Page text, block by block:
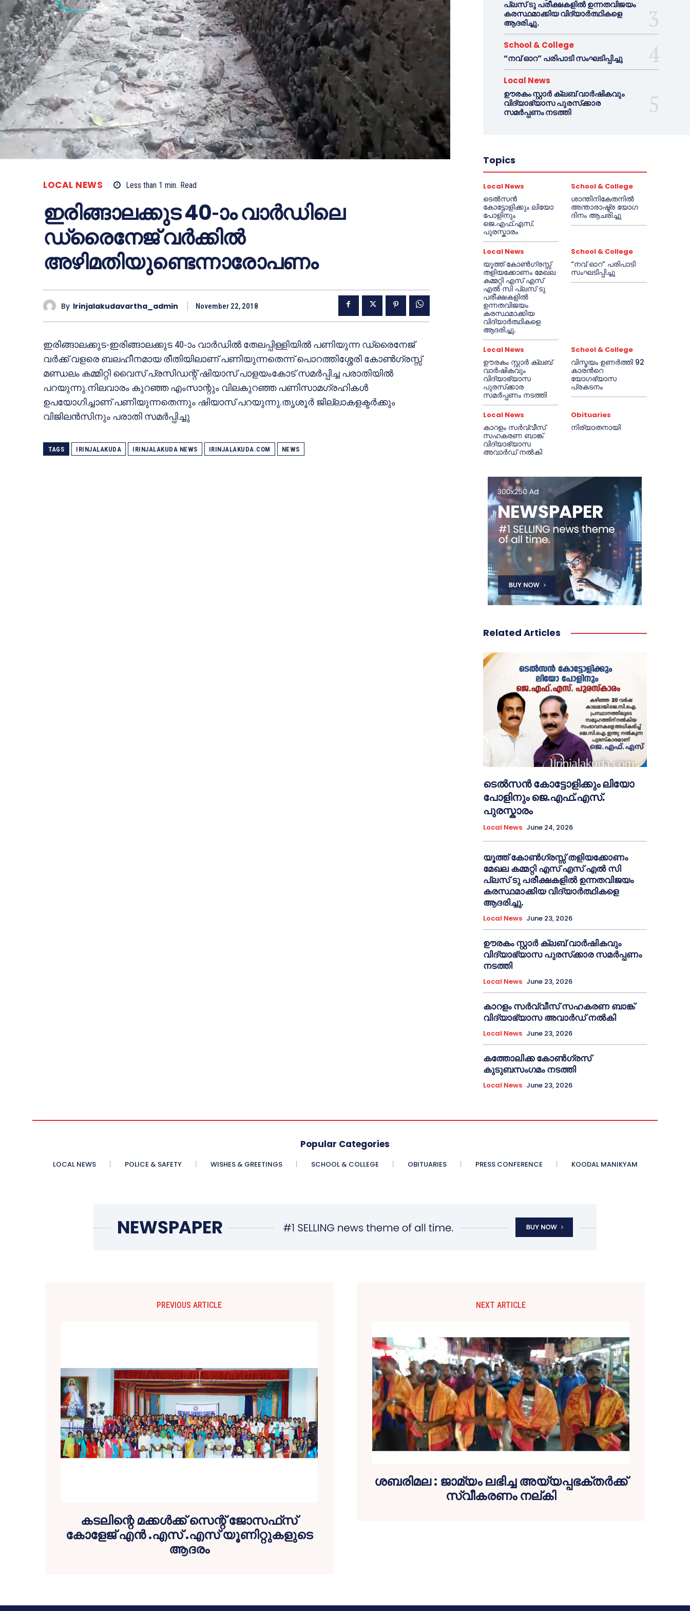
LOCAL NEWS Less than 1 min. Read
ഇരിങ്ങാലക്കുട 40-ാം വാര്‍ഡിലെ
ഡ്രൈനേജ് വര്‍ക്കില്‍
അഴിമതിയുണ്ടെന്നാരോപണം
By Irinjalakudavartha_admin November 22, 2018
ഇരിങ്ങാലക്കുട-ഇരിങ്ങാലക്കുട 40-ാം വാര്‍ഡില്‍ തേലപ്പിള്ളിയില്‍ പണിയുന്ന ഡ്രൈനേജ്
വര്‍ക്ക് വളരെ ബലഹീനമായ രീതിയിലാണ് പണിയുന്നതെന്ന് പൊറത്തിശ്ശേരി കോണ്‍ഗ്രസ്സ്
മണ്ഡലം കമ്മിറ്റി വൈസ് പ്രസിഡന്റ് ഷിയാസ് പാളയംകോട് സമര്‍പ്പിച്ച പരാതിയില്‍
പറയുന്നു.നിലവാരം കുറഞ്ഞ എംസാന്റും വിലകുറഞ്ഞ പണിസാമഗ്രഹികള്‍
ഉപയോഗിച്ചാണ് പണിയുന്നതെന്നും ഷിയാസ് പറയുന്നു.തൃശൂര്‍ ജില്ലാകളക്ടര്‍ക്കും
വിജിലന്‍സിനും പരാതി സമര്‍പ്പിച്ചു
TAGS IRINJALAKUDA IRINJALAKUDA NEWS IRINJALAKUDA.COM NEWS
പ്ലസ് ടു പരീക്ഷകളിൽ ഉന്നതവിജയം
കരസ്ഥമാക്കിയ വിദ്യാർത്ഥികളെ
ആദരിച്ചു.
School & College
“നവ് ഓറ” പരിപാടി സംഘടിപ്പിച്ചു
Local News
ഊരകം സ്റ്റാർ ക്ലബ് വാർഷികവും
വിദ്യാഭ്യാസ പുരസ്‌ക്കാര
സമർപ്പണം നടത്തി
Topics
Local News
ടെൽസൻ
കോട്ടോളിക്കും ലിയോ
പോളിനും
ജെ.എഫ്.എസ്.
പുരസ്കാരം
School & College
ശാന്തിനികേതനിൽ
അന്താരാഷ്ട്ര യോഗ
ദിനം ആചരിച്ചു
Local News
യൂത്ത് കോൺഗ്രസ്സ്
തളിയക്കോണം മേഖല
കമ്മറ്റി എസ് എസ്
എൽ സി പ്ലസ് ടു
പരീക്ഷകളിൽ
ഉന്നതവിജയം
കരസ്ഥമാക്കിയ
വിദ്യാർത്ഥികളെ
ആദരിച്ചു.
School & College
“നവ് ഓറ” പരിപാടി
സംഘടിപ്പിച്ചു
Local News
ഊരകം സ്റ്റാർ ക്ലബ്
വാർഷികവും
വിദ്യാഭ്യാസ
പുരസ്‌ക്കാര
സമർപ്പണം നടത്തി
School & College
വിസ്മയം ഉണർത്തി 92
കാരൻറെ
യോഗഭ്യാസ
പ്രകടനം
Local News
കാറളം സർവ്വീസ്
സഹകരണ ബാങ്ക്
വിദ്യാഭ്യാസ
അവാർഡ് നൽകി
Obituaries
നിര്യാതനായി
Related Articles
ടെൽസൻ കോട്ടോളിക്കും ലിയോ
പോളിനും ജെ.എഫ്.എസ്.
പുരസ്കാരം
Local News June 24, 2026
യൂത്ത് കോൺഗ്രസ്സ് തളിയക്കോണം
മേഖല കമ്മറ്റി എസ് എസ് എൽ സി
പ്ലസ് ടു പരീക്ഷകളിൽ ഉന്നതവിജയം
കരസ്ഥമാക്കിയ വിദ്യാർത്ഥികളെ
ആദരിച്ചു.
Local News June 23, 2026
ഊരകം സ്റ്റാർ ക്ലബ് വാർഷികവും
വിദ്യാഭ്യാസ പുരസ്‌ക്കാര സമർപ്പണം
നടത്തി
Local News June 23, 2026
കാറളം സർവ്വീസ് സഹകരണ ബാങ്ക്
വിദ്യാഭ്യാസ അവാർഡ് നൽകി
Local News June 23, 2026
കത്തോലിക്ക കോൺഗ്രസ്
കുടുബസംഗമം നടത്തി
Local News June 23, 2026
Popular Categories
LOCAL NEWS POLICE & SAFETY WISHES & GREETINGS SCHOOL & COLLEGE OBITUARIES PRESS CONFERENCE KOODAL MANIKYAM
PREVIOUS ARTICLE
കടലിന്റെ മക്കള്‍ക്ക് സെന്റ് ജോസഫ്‌സ്
കോളേജ് എന്‍ .എസ് .എസ് യൂണിറ്റുകളുടെ
ആദരം
NEXT ARTICLE
ശബരിമല : ജാമ്യം ലഭിച്ച അയ്യപ്പഭക്തര്‍ക്ക്
സ്വീകരണം നല്കി